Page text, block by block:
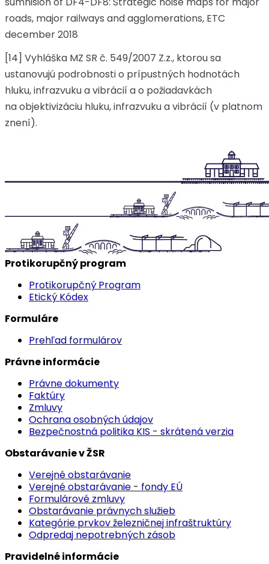
roads, major railways and agglomerations, ETC
december 2018
[14] Vyhláška MZ SR č. 549/2007 Z.z., ktorou sa
ustanovujú podrobnosti o prípustných hodnotách
hluku, infrazvuku a vibrácií a o požiadavkách
na objektivizáciu hluku, infrazvuku a vibrácií (v platnom
znení).
Protikorupčný program
Protikorupčný Program
Etický Kódex
Formuláre
Prehľad formulárov
Právne informácie
Právne dokumenty
Faktúry
Zmluvy
Ochrana osobných údajov
Bezpečnostná politika KIS - skrátená verzia
Obstarávanie v ŽSR
Verejné obstarávanie
Verejné obstarávanie - fondy EÚ
Formulárové zmluvy
Obstarávanie právnych služieb
Kategórie prvkov železničnej infraštruktúry
Odpredaj nepotrebných zásob
Pravidelné informácie